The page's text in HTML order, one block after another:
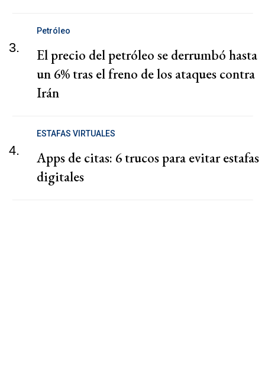
3.
Petróleo
El precio del petróleo se derrumbó hasta
un 6% tras el freno de los ataques contra
Irán
4.
ESTAFAS VIRTUALES
Apps de citas: 6 trucos para evitar estafas
digitales